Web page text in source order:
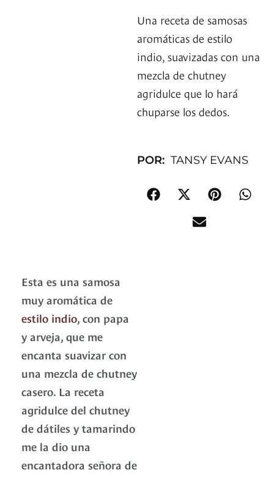
Una receta de samosas
aromáticas de estilo
indio, suavizadas con una
mezcla de chutney
agridulce que lo hará
chuparse los dedos.
POR: TANSY EVANS
Esta es una samosa
muy aromática de
estilo indio, con papa
y arveja, que me
encanta suavizar con
una mezcla de chutney
casero. La receta
agridulce del chutney
de dátiles y tamarindo
me la dio una
encantadora señora de